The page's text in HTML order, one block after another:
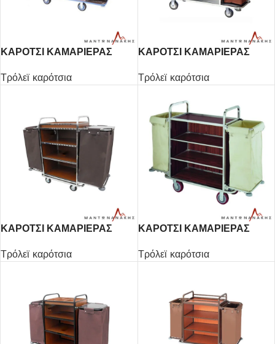
ΚΑΡΟΤΣΙ ΚΑΜΑΡΙΕΡΑΣ
Τρόλεϊ καρότσια
ΚΑΡΟΤΣΙ ΚΑΜΑΡΙΕΡΑΣ
Τρόλεϊ καρότσια
ΚΑΡΟΤΣΙ ΚΑΜΑΡΙΕΡΑΣ
Τρόλεϊ καρότσια
ΚΑΡΟΤΣΙ ΚΑΜΑΡΙΕΡΑΣ
Τρόλεϊ καρότσια